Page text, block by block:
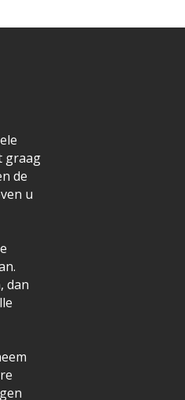
graag
de
u
dan